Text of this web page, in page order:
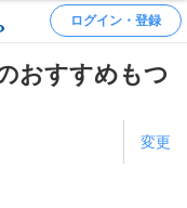
ログイン・登録
おすすめもつ
変更